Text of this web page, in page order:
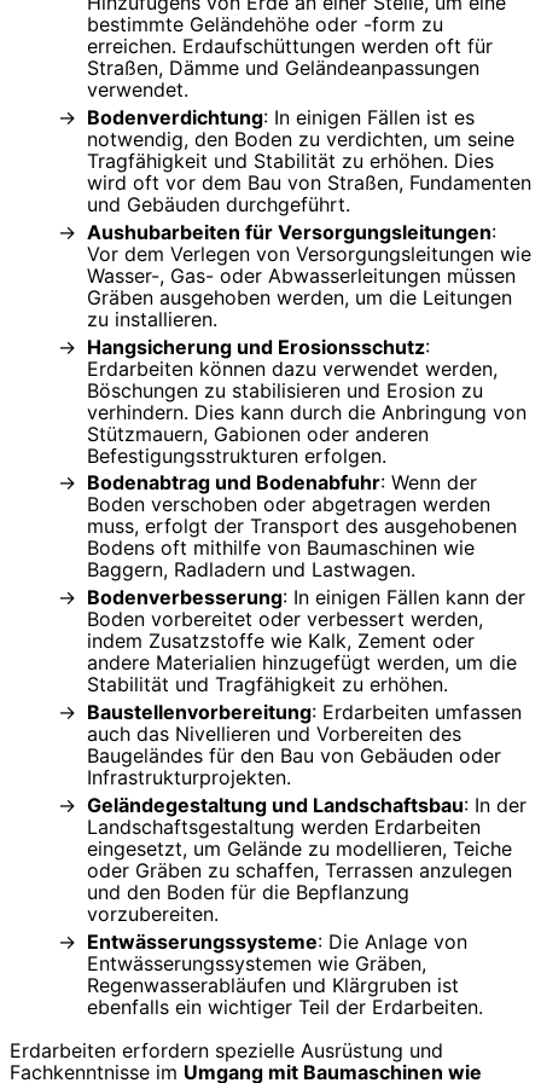
bestimmte Geländehöhe oder -form zu
erreichen. Erdaufschüttungen werden oft für
Straßen, Dämme und Geländeanpassungen
verwendet.
Bodenverdichtung: In einigen Fällen ist es
notwendig, den Boden zu verdichten, um seine
Tragfähigkeit und Stabilität zu erhöhen. Dies
wird oft vor dem Bau von Straßen, Fundamenten
und Gebäuden durchgeführt.
Aushubarbeiten für Versorgungsleitungen:
Vor dem Verlegen von Versorgungsleitungen wie
Wasser-, Gas- oder Abwasserleitungen müssen
Gräben ausgehoben werden, um die Leitungen
zu installieren.
Hangsicherung und Erosionsschutz:
Erdarbeiten können dazu verwendet werden,
Böschungen zu stabilisieren und Erosion zu
verhindern. Dies kann durch die Anbringung von
Stützmauern, Gabionen oder anderen
Befestigungsstrukturen erfolgen.
Bodenabtrag und Bodenabfuhr: Wenn der
Boden verschoben oder abgetragen werden
muss, erfolgt der Transport des ausgehobenen
Bodens oft mithilfe von Baumaschinen wie
Baggern, Radladern und Lastwagen.
Bodenverbesserung: In einigen Fällen kann der
Boden vorbereitet oder verbessert werden,
indem Zusatzstoffe wie Kalk, Zement oder
andere Materialien hinzugefügt werden, um die
Stabilität und Tragfähigkeit zu erhöhen.
Baustellenvorbereitung: Erdarbeiten umfassen
auch das Nivellieren und Vorbereiten des
Baugeländes für den Bau von Gebäuden oder
Infrastrukturprojekten.
Geländegestaltung und Landschaftsbau: In der
Landschaftsgestaltung werden Erdarbeiten
eingesetzt, um Gelände zu modellieren, Teiche
oder Gräben zu schaffen, Terrassen anzulegen
und den Boden für die Bepflanzung
vorzubereiten.
Entwässerungssysteme: Die Anlage von
Entwässerungssystemen wie Gräben,
Regenwasserabläufen und Klärgruben ist
ebenfalls ein wichtiger Teil der Erdarbeiten.
Erdarbeiten erfordern spezielle Ausrüstung und
Fachkenntnisse im Umgang mit Baumaschinen wie